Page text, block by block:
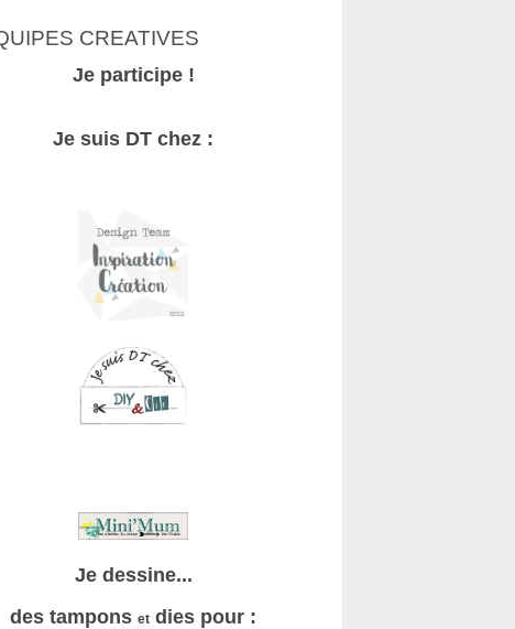
CREATIVES
Je participe !
Je suis DT chez :
Je dessine...
des tampons et dies pour :